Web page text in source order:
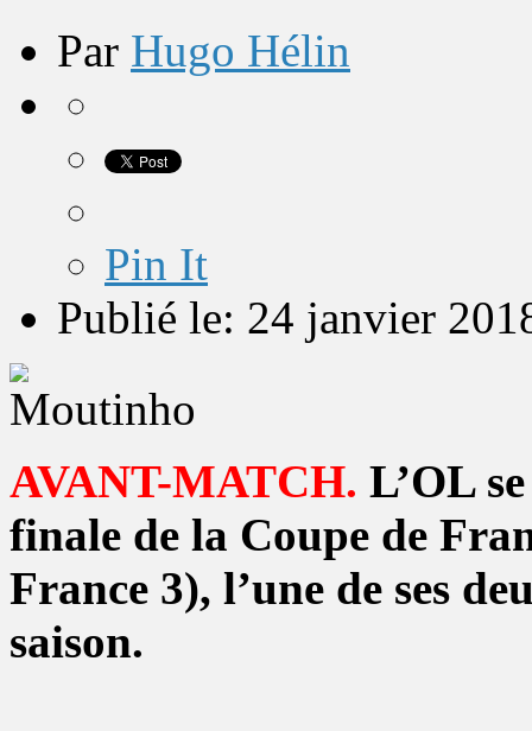
Par Hugo Hélin
Pin It
Publié le: 24 janvier
AVANT-MATCH. L’OL
finale de la Coupe de
France 3), l’une de ses
saison.